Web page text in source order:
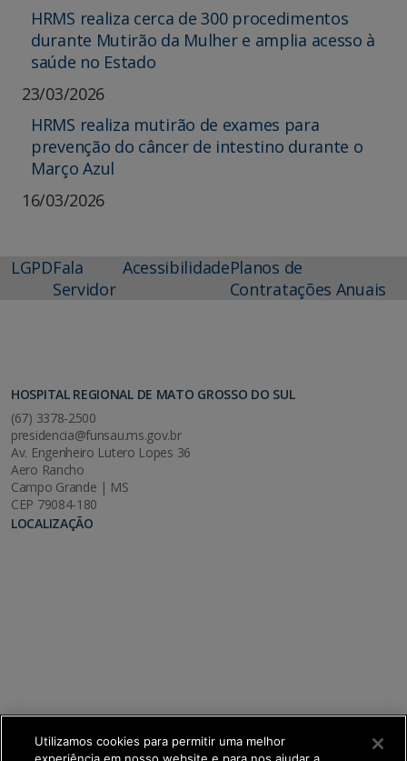
HRMS realiza cerca de 300 procedimentos
durante Mutirão da Mulher e amplia acesso à
saúde no Estado
23/03/2026
HRMS realiza mutirão de exames para
prevenção do câncer de intestino durante o
Março Azul
16/03/2026
LGPDFala
Servidor
AcessibilidadePlanos de
Contratações Anuais
HOSPITAL REGIONAL DE MATO GROSSO DO SUL
(67) 3378-2500
presidencia@funsau.ms.gov.br
Av. Engenheiro Lutero Lopes 36
Aero Rancho
Campo Grande | MS
CEP 79084-180
LOCALIZAÇÃO
Utilizamos cookies para permitir uma melhor